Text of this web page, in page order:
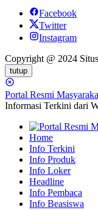
Facebook
Twitter
Instagram
Copyright @ 2024
tutup
Portal Resmi
Informasi Terkini dari
Home
Info Terkini
Info Produk
Info Loker
Headline
Info Pembaca
Info Beasiswa